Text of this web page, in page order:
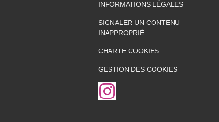
INFORMATIONS LÉGALES
SIGNALER UN CONTENU
INAPPROPRIÉ
CHARTE COOKIES
GESTION DES COOKIES